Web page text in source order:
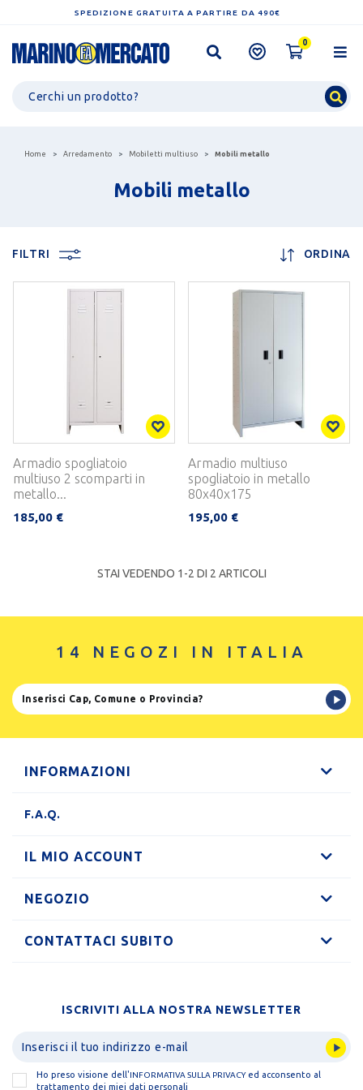
SPEDIZIONE GRATUITA A PARTIRE DA 490€
0
Home Arredamento Mobiletti multiuso Mobili metallo
Mobili metallo
FILTRI ORDINA
Armadio spogliatoio
multiuso 2 scomparti in
metallo...
185,00 €
Armadio multiuso
spogliatoio in metallo
80x40x175
195,00 €
STAI VEDENDO 1-2 DI 2 ARTICOLI
14 NEGOZI IN ITALIA
INFORMAZIONI
F.A.Q.
IL MIO ACCOUNT
NEGOZIO
CONTATTACI SUBITO
ISCRIVITI ALLA NOSTRA NEWSLETTER
Ho preso visione dell'INFORMATIVA SULLA PRIVACYed acconsento al
trattamento dei miei dati personali